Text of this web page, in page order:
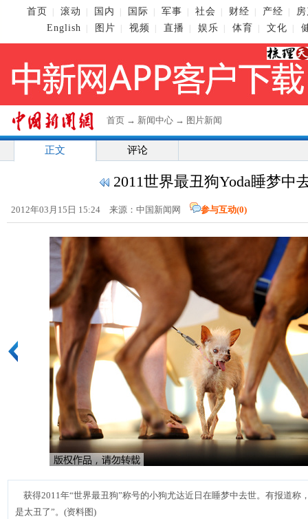
首页 滚动 国内 国际 军事 社会 财经 产经
English
图片 视频 直播 娱乐 体育 文化
首页 → 新闻中心 → 图片新闻
正文 评论
2011世界最丑狗Yoda睡梦中
2012年03月15日 15:24 来源：中国新闻网 参与互动(0)
获得2011年“世界最丑狗”称号的小狗尤达近日在睡梦中去世。有报道称
是太丑了”。(资料图)